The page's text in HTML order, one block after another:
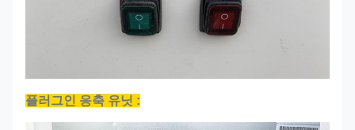
플러그인 응축 유닛 :